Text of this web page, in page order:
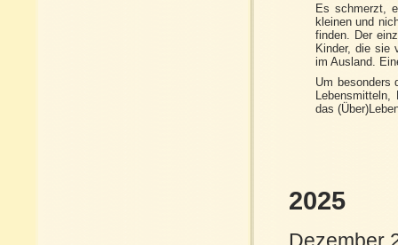
Es schmerzt,
kleinen und
finden. Der
Kinder, die sie
im Ausland.
Um besonders
Lebensmitteln,
das
2025
Dezember